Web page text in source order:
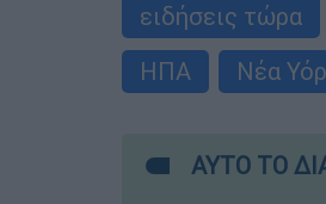
ειδήσεις τώρα
ΗΠΑ
Νέα
ΑΥΤΟ ΤΟ